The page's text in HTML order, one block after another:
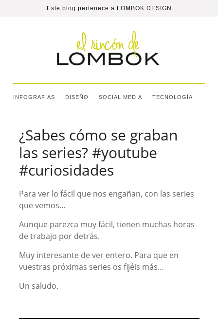
Este blog pertenece a LOMBOK DESIGN
INFOGRAFIAS DISEÑO SOCIAL MEDIA TECNOLOGÍA
¿Sabes cómo se graban
las series? #youtube
#curiosidades
Para ver lo fácil que nos engañan, con las series
que vemos…
Aunque parezca muy fácil, tienen muchas horas
de trabajo por detrás.
Muy interesante de ver entero. Para que en
vuestras próximas series os fijéis más…
Un saludo.